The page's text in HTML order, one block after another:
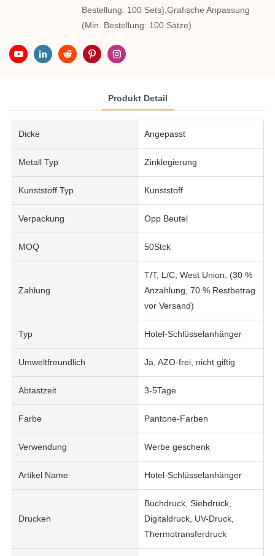
Bestellung: 100 Sets),Grafische Anpassung
(Min. Bestellung: 100 Sätze)
Produkt Detail
Dicke Angepasst
Metall Typ Zinklegierung
Kunststoff Typ Kunststoff
Verpackung Opp Beutel
MOQ 50Stck
Zahlung
T/T, L/C, West Union, (30 %
Anzahlung, 70 % Restbetrag
vor Versand)
Typ Hotel-Schlüsselanhänger
Umweltfreundlich Ja, AZO-frei, nicht giftig
Abtastzeit 3-5Tage
Farbe Pantone-Farben
Verwendung Werbe geschenk
Artikel Name Hotel-Schlüsselanhänger
Drucken
Buchdruck, Siebdruck,
Digitaldruck, UV-Druck,
Thermotransferdruck